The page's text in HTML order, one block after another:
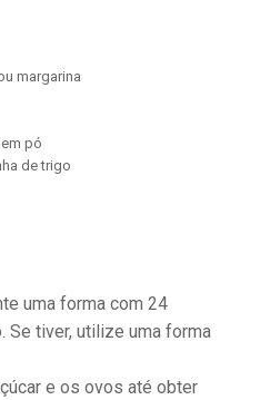
margarina
pó
de trigo
uma forma com 24
Se tiver, utilize uma forma
e os ovos até obter